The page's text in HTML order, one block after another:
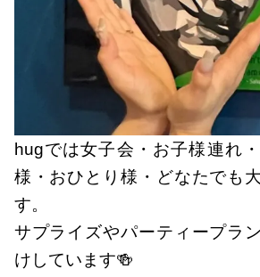
hugでは女子会・お子様連れ
様・おひとり様・どなたでも
す。
サプライズやパーティープラ
けしています🍻